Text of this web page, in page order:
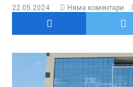
22.05.2024 Няма коментари